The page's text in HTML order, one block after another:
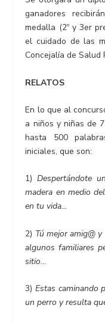
ganadores
medalla (2º y 3er
el cuidado de las
Concejalía de Salud
RELATOS
En lo que al
a niños y niñas de
hasta 500
iniciales, que son:
1)Despertándote
madera en medio
en tu vida…
2) Tú mejor amig@
algunos familiares
sitio…
3) Estas caminando
un perro y resulta